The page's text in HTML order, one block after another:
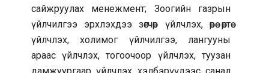
сайжруулах менежмент; Зоогийн газрын
үйлчилгээ эрхлэхдээ зөөгчөөр үйлчлэх, өөрөө өөртөө
үйлчлэх, холимог үйлчилгээ, лангууны
араас үйлчлэх, тогоочоор үйлчлэх, туузан